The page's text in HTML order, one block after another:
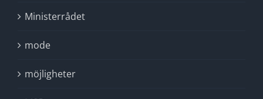
Ministerrådet
mode
möjligheter